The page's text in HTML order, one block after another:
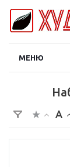
МЕНЮ